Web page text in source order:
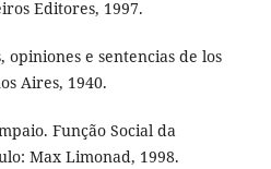
Editores, 1997.
opiniones e sentencias de los
Aires, 1940.
Função Social da
Max Limonad, 1998.